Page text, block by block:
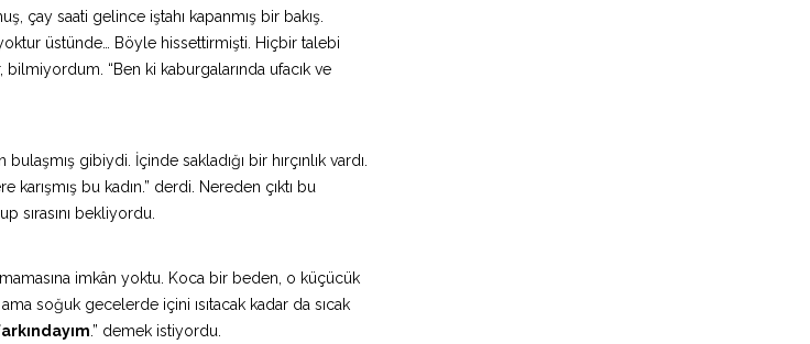
çay saati gelince iştahı kapanmış bir bakış.
yoktur üstünde… Böyle hissettirmişti. Hiçbir talebi
“Ben ki kaburgalarında ufacık ve
gibiydi. İçinde sakladığı bir hırçınlık vardı.
bu kadın.” derdi. Nereden çıktı bu
sırasını bekliyordu.
imkân yoktu. Koca bir beden, o küçücük
soğuk gecelerde içini ısıtacak kadar da sıcak
.” demek istiyordu.